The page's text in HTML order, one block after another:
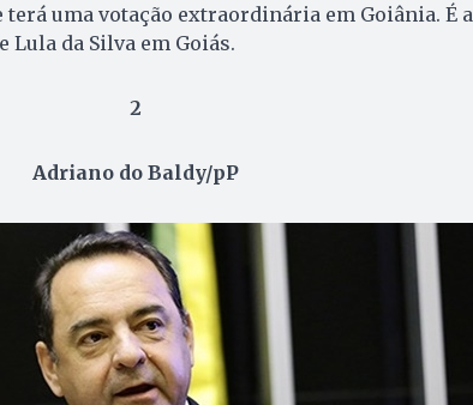
terá uma votação extraordinária em Goiânia. É a
da Silva em Goiás.
2
Adriano do Baldy/pP